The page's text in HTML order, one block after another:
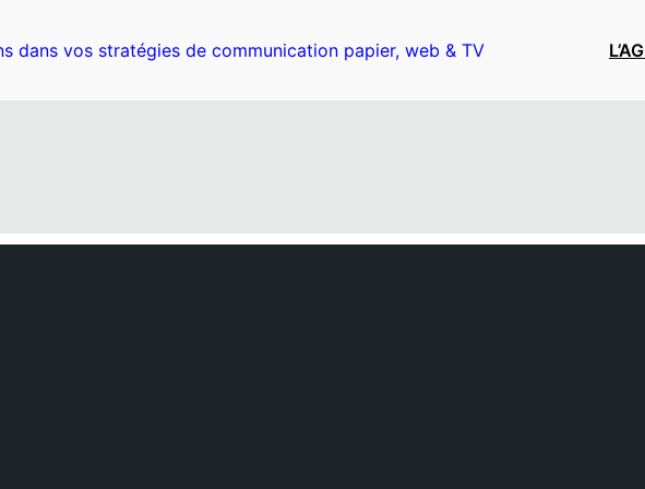
dans vos stratégies de communication papier, web & TV